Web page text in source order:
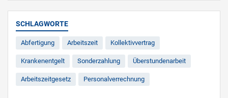
SCHLAGWORTE
Abfertigung Arbeitszeit Kollektivvertrag
Krankenentgelt Sonderzahlung Überstundenarbeit
Arbeitszeitgesetz Personalverrechnung